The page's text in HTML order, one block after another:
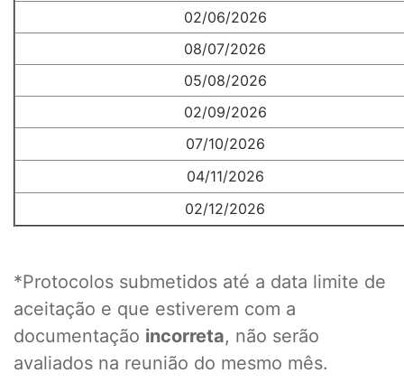
02/06/2026
08/07/2026
05/08/2026
02/09/2026
07/10/2026
04/11/2026
02/12/2026
*Protocolos submetidos até a data limite de
aceitação e que estiverem com a
documentação incorreta, não serão
avaliados na reunião do mesmo mês.